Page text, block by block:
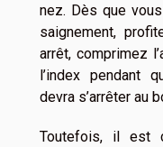
nez. Dès que
saignement,
arrêt, comprimez
l’index pendant
devra s’arrêter au
Toutefois, il est